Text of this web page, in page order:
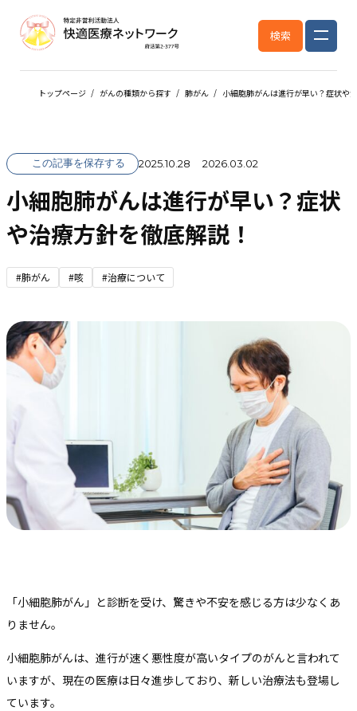
検索
トップページ がんの種類から探す 肺がん 小細胞肺がんは進行が早い？症状や
この記事を保存する 2025.10.28 2026.03.02
小細胞肺がんは進行が早い？症状
や治療方針を徹底解説！
#肺がん #咳 #治療について
「小細胞肺がん」と診断を受け、驚きや不安を感じる方は少なくあ
りません。
小細胞肺がんは、進行が速く悪性度が高いタイプのがんと言われて
いますが、現在の医療は日々進歩しており、新しい治療法も登場し
ています。